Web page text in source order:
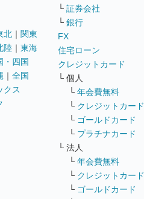
北 ｜ 関東
陸 ｜ 東海
・四国
｜ 全国
クス
└ 証券会社
└ 銀行
FX
住宅ローン
クレジットカード
└ 個人
└ 年会費無料
└ クレジットカード
└ ゴールドカード
└ プラチナカード
└ 法人
└ 年会費無料
└ クレジットカード
└ ゴールドカード